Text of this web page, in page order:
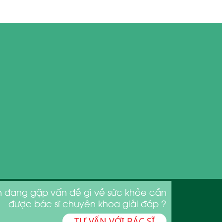
đang gặp vấn đề gì về sức khỏe cần
được bác sĩ chuyên khoa giải đáp ?